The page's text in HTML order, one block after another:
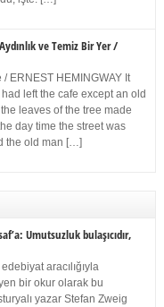
ve Temiz Bir Yer /
ERNEST HEMINGWAY It
left the cafe except an old
leaves of the tree made
day time the street was
the old man […]
Umutsuzluk bulaşıcıdır,
aracılığıyla
bir okur olarak bu
yazar Stefan Zweig